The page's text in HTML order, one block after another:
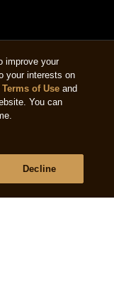
improve your
your interests on
Terms of Useand
You can
Decline